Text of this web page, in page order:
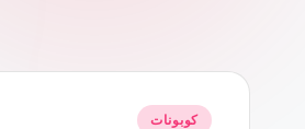
نُشركوبونات